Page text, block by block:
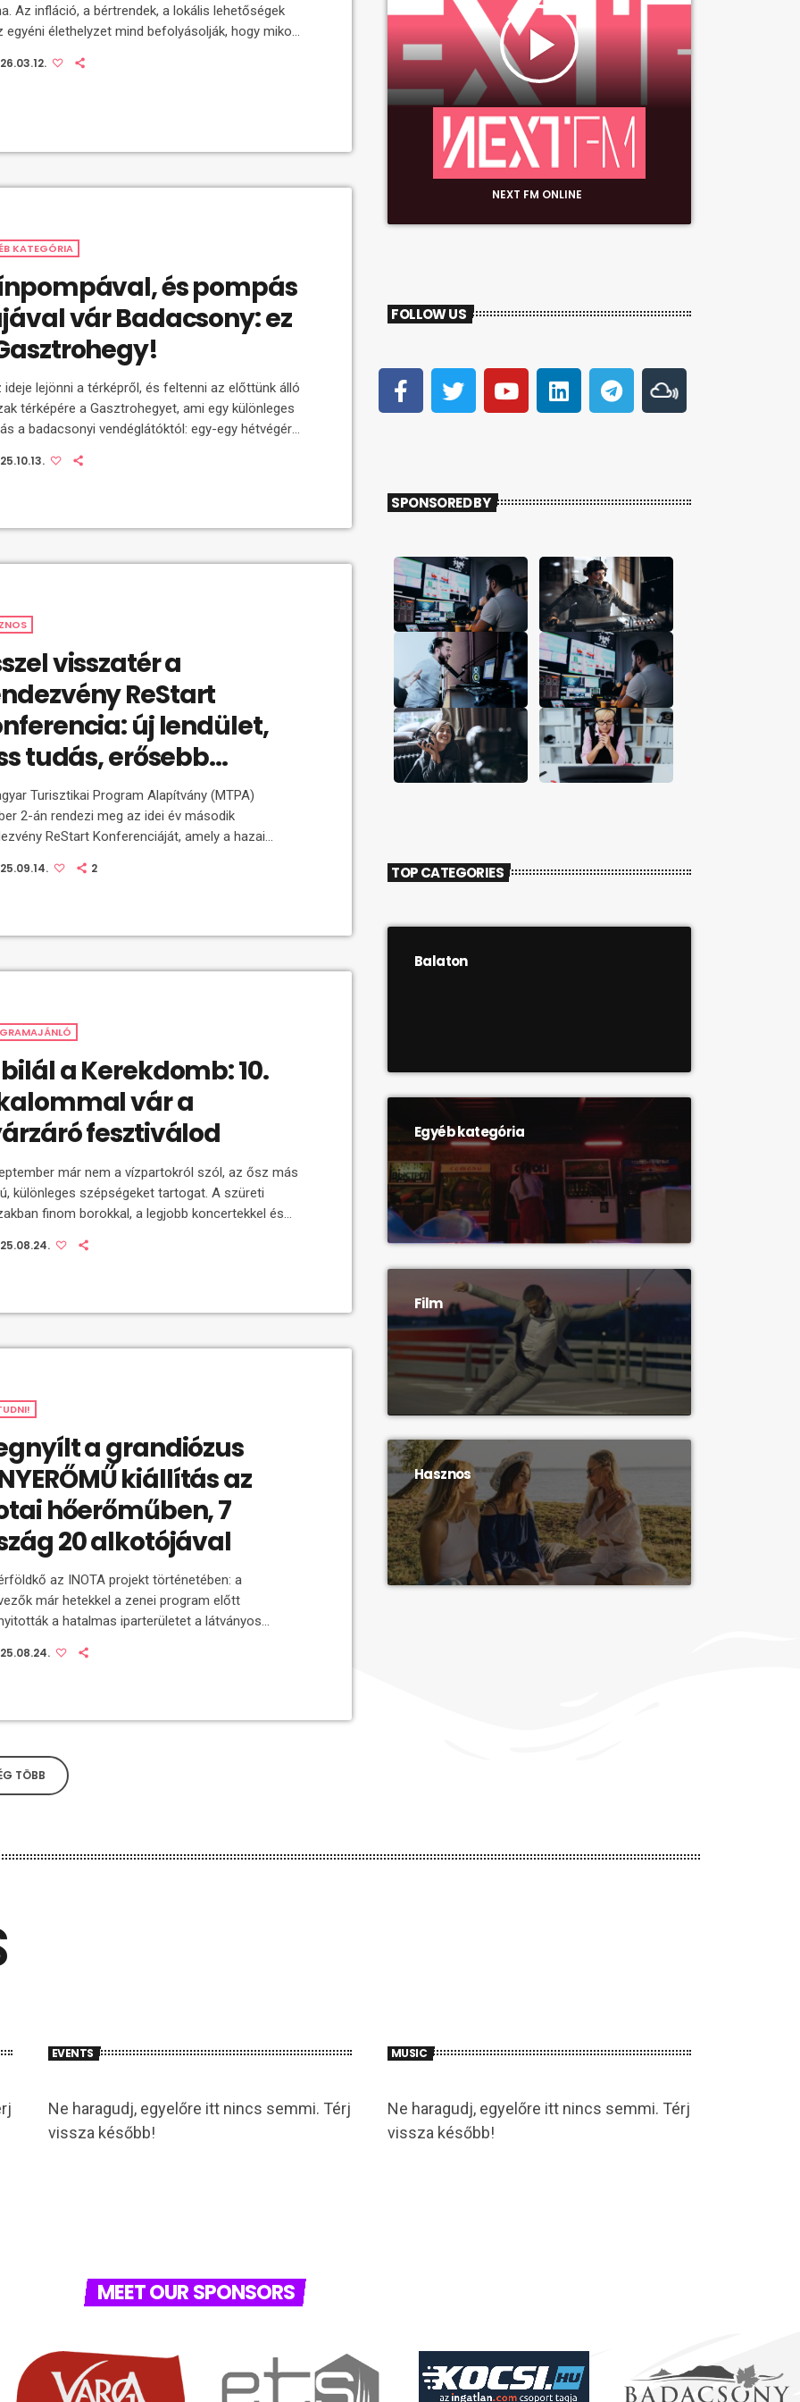
Az infláció, a bértrendek, a lokális lehetőségek
egyéni élethelyzet mind befolyásolják, hogy mikor
csupán arról szól, hogy magasabb fizetést
Állásváltás előtt sokan kizárólag a bruttó
KATEGÓRIA
és pompás
vár Badacsony: ez
ideje lejönni a térképről, és feltenni az előttünk álló
térképére a Gasztrohegyet, ami egy különleges
a badacsonyi vendéglátóktól: egy-egy hétvégére
felvonultató italkombinációkat varázsolnak
eltűnnek a zsúfolt strandok és mellékutak,
visszatér a
ReStart
új lendület,
tudás, erősebb
Turisztikai Program Alapítvány (MTPA)
2-án rendezi meg az idei év második
ReStart Konferenciáját, amely a hazai
A tavaszi kiadás után először
tanulmányokat, és építik tovább a szakmai
amik a szakembereket […]
2
a Kerekdomb: 10.
vár a
fesztiválod
már nem a vízpartokról szól, az ősz más
különleges szépségeket tartogat. A szüreti
finom borokkal, a legjobb koncertekkel és
„becsomagolni” a következő évre. Tállya
mindenki, amire ritkán van példa három nap
a grandiózus
kiállítás az
hőerőműben, 7
20 alkotójával
az INOTA projekt történetében: a
már hetekkel a zenei program előtt
a hatalmas iparterületet a látványos
majd pedig a nyárzáró fesztivál ideje alatt
a 8-as főút mentén megvalósuló INOTA
audiovizuális fesztiváljává vált, a
építkezve hosszútávú jövőbeni […]
TÖBB
play_arrow
NEXT FM ONLINE
FOLLOW US
SPONSORED BY
TOP CATEGORIES
Balaton
Egyéb kategória
Film
Hasznos
EVENTS
Ne haragudj, egyelőre itt nincs semmi. Térj
vissza később!
MUSIC
Ne haragudj, egyelőre itt nincs semmi. Térj
vissza később!
MEET OUR SPONSORS